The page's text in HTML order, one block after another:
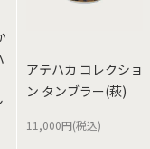
アテハカ コレクショ
ン タンブラー(萩)
11,000円(税込)